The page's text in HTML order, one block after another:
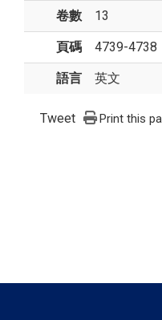
卷數 13
頁碼 4739-4738
語言 英文
Tweet Print this